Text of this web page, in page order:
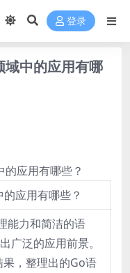
登录
中的应用有哪
应用有哪些？
能力和简洁的语
广泛的应用前景。
，整理出的Go语